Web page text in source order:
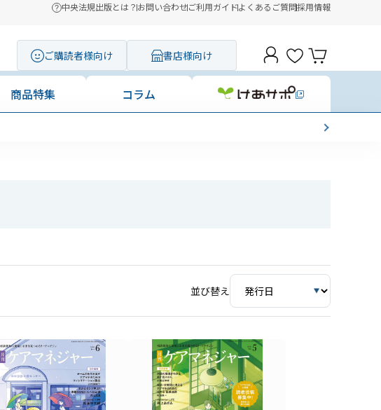
中央法規出版とは？お問い合わせご利用ガイドよくあるご質問採用情報
ご購読者様向け 書店様向け
商品特集 コラム
並び替え